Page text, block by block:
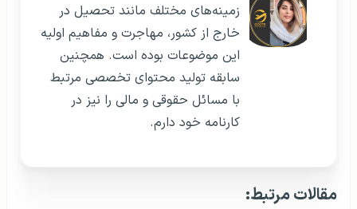
زمینه‌های مختلف مانند تحصیل در
خارج از کشور، مهاجرت و مفاهیم اولیه
این موضوعات بوده است. همچنین
سابقه تولید محتوای تخصصی مرتبط
با مسائل حقوقی و مالی را نیز در
کارنامه خود دارم.
مقالات مرتبط: